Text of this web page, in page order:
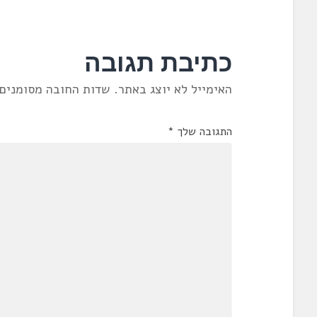
כתיבת תגובה
האימייל לא יוצג באתר. שדות החובה
התגובה שלך *